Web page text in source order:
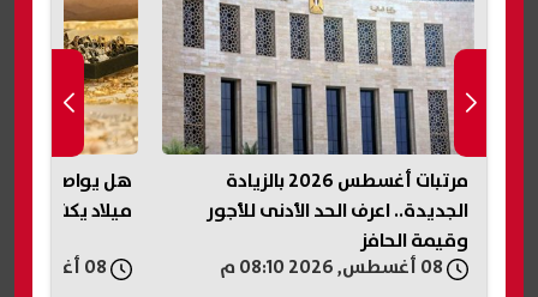
مرتبات أغسطس 2026 بالزيادة
الجديدة.. اعرف الحد الأدنى للأجور
وقيمة الحافز
هل يواصل
ميلاد يكشف